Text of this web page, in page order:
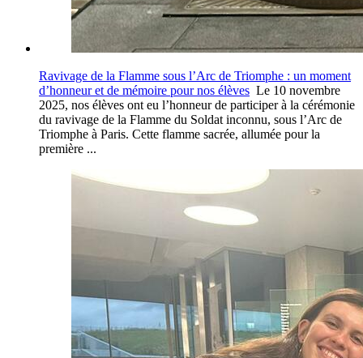
Ravivage de la Flamme sous l’Arc de Triomphe : un moment
d’honneur et de mémoire pour nos élèves Le 10 novembre
2025, nos élèves ont eu l’honneur de participer à la cérémonie
du ravivage de la Flamme du Soldat inconnu, sous l’Arc de
Triomphe à Paris. Cette flamme sacrée, allumée pour la
première ...